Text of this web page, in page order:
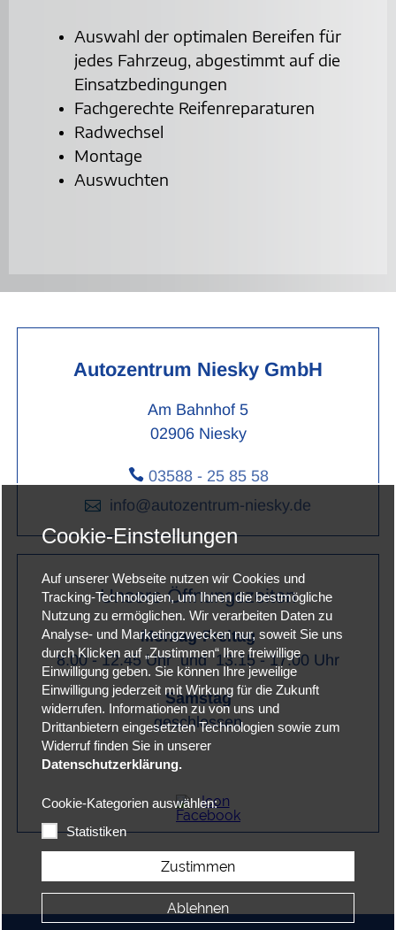
Auswahl der optimalen Bereifen für
jedes Fahrzeug, abgestimmt auf die
Einsatzbedingungen
Fachgerechte Reifenreparaturen
Radwechsel
Montage
Auswuchten
Autozentrum Niesky GmbH
Am Bahnhof 5
02906 Niesky
 03588 - 25 85 58
 info@autozentrum-niesky.de
Unsere Öffnungszeiten
Montag-Freitag
8.00 - 12.45 Uhr und 13.15 - 17.00 Uhr
Samstag
geschlossen
Cookie-Einstellungen
Auf unserer Webseite nutzen wir Cookies und
Tracking-Technologien, um Ihnen die bestmögliche
Nutzung zu ermöglichen. Wir verarbeiten Daten zu
Analyse- und Marketingzwecken nur, soweit Sie uns
durch Klicken auf „Zustimmen“ Ihre freiwillige
Einwilligung geben. Sie können Ihre jeweilige
Einwilligung jederzeit mit Wirkung für die Zukunft
widerrufen. Informationen zu von uns und
Drittanbietern eingesetzten Technologien sowie zum
Widerruf finden Sie in unserer
Datenschutzerklärung.
Cookie-Kategorien auswählen:
Statistiken
Zustimmen
Ablehnen